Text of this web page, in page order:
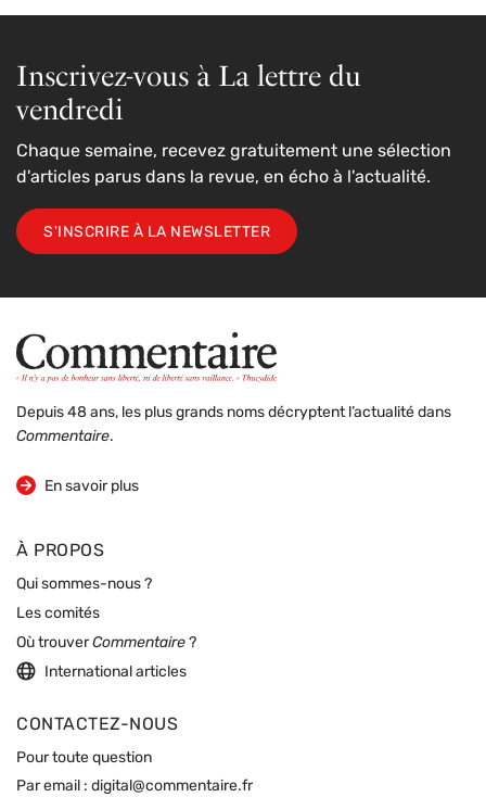
Inscrivez-vous à La lettre du
vendredi
Chaque semaine, recevez gratuitement une sélection
d'articles parus dans la revue, en écho à l'actualité.
S'INSCRIRE À LA NEWSLETTER
Depuis 48 ans, les plus grands noms décryptent l’actualité dans
Commentaire.
En savoir plus
sur la revue
À PROPOS
Qui sommes-nous ?
Les comités
Où trouverCommentaire ?
International articles
CONTACTEZ-NOUS
Pour toute question
Par email : digital@commentaire.fr